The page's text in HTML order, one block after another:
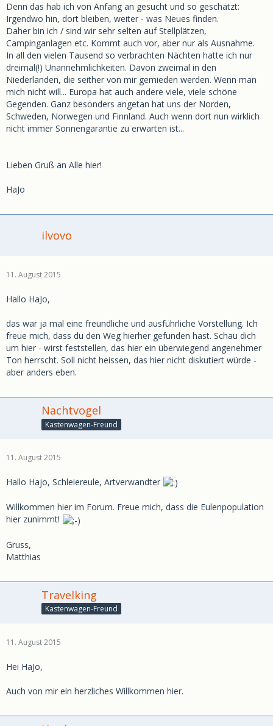
Denn das hab ich von Anfang an gesucht und so geschätzt:
Irgendwo hin, dort bleiben, weiter - was Neues finden.
Daher bin ich / sind wir sehr selten auf Stellplätzen,
Campinganlagen etc. Kommt auch vor, aber nur als Ausnahme.
In all den vielen Tausend so verbrachten Nächten hatte ich nur
dreimal(!) Unannehmlichkeiten. Davon zweimal in den
Niederlanden, die seither von mir gemieden werden. Wenn man
mich nicht will... Europa hat auch andere viele, viele schöne
Gegenden. Ganz besonders angetan hat uns der Norden,
Schweden, Norwegen und Finnland. Auch wenn dort nun wirklich
nicht immer Sonnengarantie zu erwarten ist...
Lieben Gruß an Alle hier!
HaJo
ilvovo
11. August 2015
Hallo HaJo,
das war ja mal eine freundliche und ausführliche Vorstellung. Ich
freue mich, dass du den Weg hierher gefunden hast. Schau dich
um hier - wirst feststellen, das hier ein überwiegend angenehmer
Ton herrscht. Soll nicht heissen, das hier nicht diskutiert würde -
aber anders eben.
Nachtvogel
Kastenwagen-Freund
11. August 2015
Hallo Hajo, Schleiereule, Artverwandter
Willkommen hier im Forum. Freue mich, dass die Eulenpopulation
hier zunimmt!
Gruss,
Matthias
Travelking
Kastenwagen-Freund
11. August 2015
Hei HaJo,
Auch von mir ein herzliches Willkommen hier.